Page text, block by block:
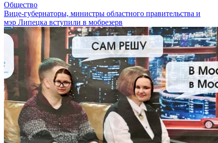
Общество
Вице-губернаторы, министры областного правительства и
мэр Липецка вступили в мобрезерв